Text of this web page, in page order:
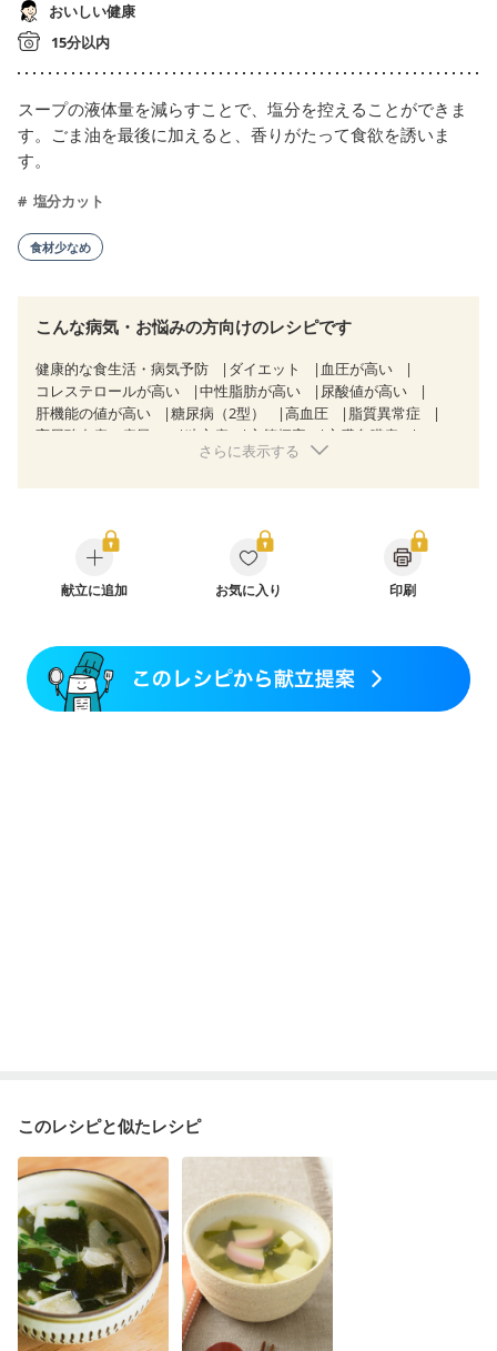
おいしい健康
15分以内
スープの液体量を減らすことで、塩分を控えることができま
す。ごま油を最後に加えると、香りがたって食欲を誘いま
す。
塩分カット
食材少なめ
こんな病気・お悩みの方向けのレシピです
健康的な食生活・病気予防 ダイエット
血圧が高い
コレステロールが高い
中性脂肪が高い
尿酸値が高い
肝機能の値が高い
糖尿病（2型） 高血圧
脂質異常症
高尿酸血症（痛風）
狭心症 心筋梗塞
心臓弁膜症
過敏性腸症候群（IBS）
乳がん治療を終えた方・経過観察中の方など
食欲がない
産後（ミルク）
骨粗しょう症
関節リウマチ
フレイル（年齢に合わせた体作り）
貧血対策
さらに表示する
献立に追加 お気に入り 印刷
このレシピと似たレシピ